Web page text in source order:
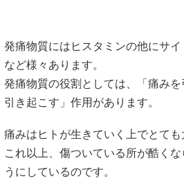
発痛物質にはヒスタミンの他にサ
など様々あります。
発痛物質の役割としては、「痛み
引き起こす」作用があります。
痛みはヒトが生きていく上でとても
これ以上、傷ついている所が酷く
うにしているのです。